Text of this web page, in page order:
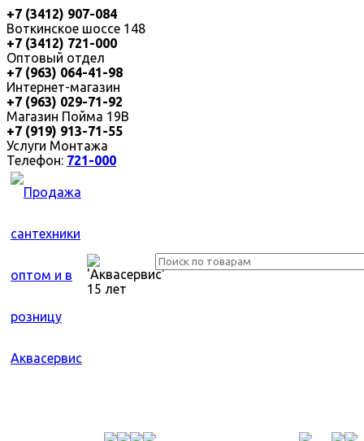
+7 (3412) 907-084
Воткинское шоссе 148
+7 (3412) 721-000
Оптовый отдел
+7 (963) 064-41-98
Интернет-магазин
+7 (963) 029-71-92
Магазин Пойма 19В
+7 (919) 913-71-55
Услуги Монтажа
Телефон: 721-000